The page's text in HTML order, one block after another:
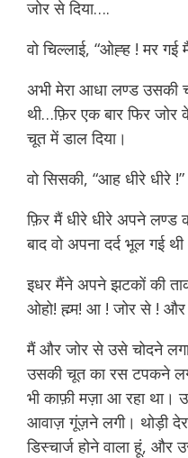
जोर से दिया….
वो चिल्लाई, “ओह्ह ! मर गई
अभी मेरा आधा लण्ड उसकी
थी…फ़िर एक बार फिर
चूत में डाल दिया।
वो सिसकी, “आह धीरे धीरे !”
फ़िर मैं धीरे धीरे अपने
बाद वो अपना दर्द भूल गई
इधर मैंने अपने झटकों की
ओहो! ह्म्म! आ ! जोर से !
मैं और जोर से उसे चोदने
उसकी चूत का रस टपकने
भी काफ़ी मज़ा आ रहा
आवाज़ गूंज़ने लगी। थोड़ी
डिस्चार्ज होने वाला हूं,